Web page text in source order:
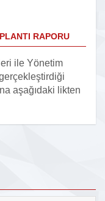
RAPORU
ile Yönetim
aşağıdaki likten